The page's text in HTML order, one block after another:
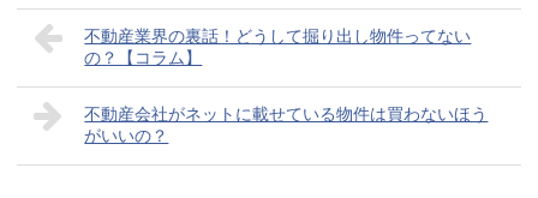
不動産業界の裏話！どうして掘り出し物件ってない
の？【コラム】
不動産会社がネットに載せている物件は買わないほう
がいいの？